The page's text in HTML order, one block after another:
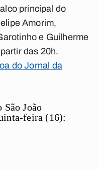
principal do
Amorim,
e Guilherme
das 20h.
do Jornal da
João
feira (16):